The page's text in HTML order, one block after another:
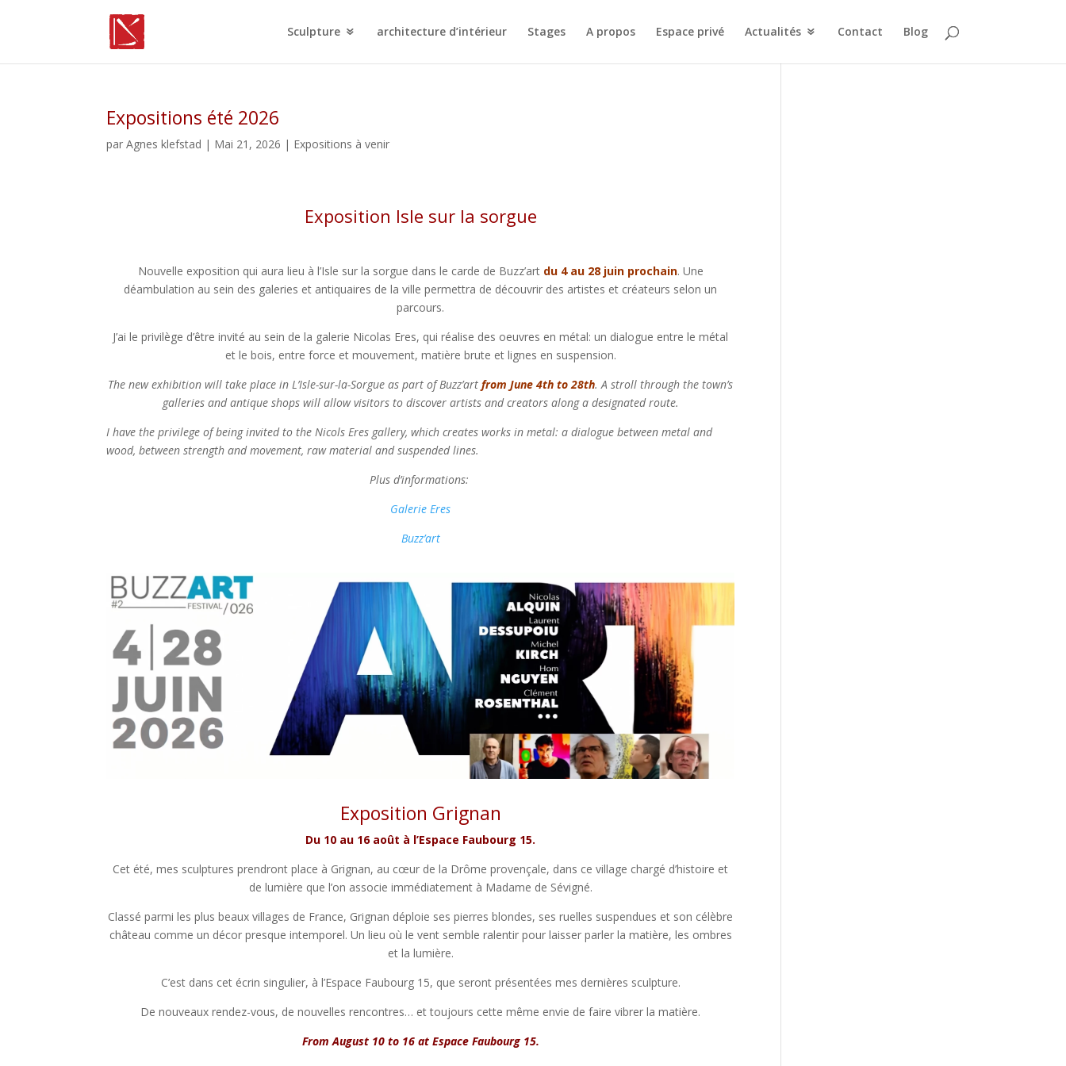
Sculpture architecture d’intérieur Stages A propos Espace privé Actualités Contact Blog
Expositions été 2026
parAgnes klefstad | Mai 21, 2026 | Expositions à venir
Exposition Isle sur la sorgue
Nouvelle exposition qui aura lieu à l’Isle sur la sorgue dans le carde de Buzz’art du 4 au 28 juin prochain. Une
déambulation au sein des galeries et antiquaires de la ville permettra de découvrir des artistes et créateurs selon un
parcours.
J’ai le privilège d’être invité au sein de la galerie Nicolas Eres, qui réalise des oeuvres en métal: un dialogue entre le métal
et le bois, entre force et mouvement, matière brute et lignes en suspension.
The new exhibition will take place in L’Isle-sur-la-Sorgue as part of Buzz’artfrom June 4th to 28th. A stroll through the town’s
galleries and antique shops will allow visitors to discover artists and creators along a designated route.
I have the privilege of being invited to the Nicols Eres gallery, which creates works in metal: a dialogue between metal and
wood, between strength and movement, raw material and suspended lines.
Plus d’informations:
Galerie Eres
Buzz’art
Exposition Grignan
Du 10 au 16 août à l’Espace Faubourg 15.
Cet été, mes sculptures prendront place à Grignan, au cœur de la Drôme provençale, dans ce village chargé d’histoire et
de lumière que l’on associe immédiatement à Madame de Sévigné.
Classé parmi les plus beaux villages de France, Grignan déploie ses pierres blondes, ses ruelles suspendues et son célèbre
château comme un décor presque intemporel. Un lieu où le vent semble ralentir pour laisser parler la matière, les ombres
et la lumière.
C’est dans cet écrin singulier, à l’Espace Faubourg 15, que seront présentées mes dernières sculpture.
De nouveaux rendez-vous, de nouvelles rencontres… et toujours cette même envie de faire vibrer la matière.
From August 10 to 16 at Espace Faubourg 15.